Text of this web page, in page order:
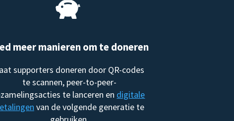
meer manieren om te doneren
supporters doneren door QR-codes
te scannen, peer-to-peer-
te lanceren en digitale
van de volgende generatie te